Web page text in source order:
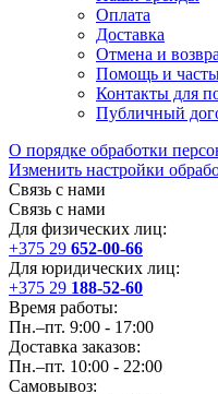
Оплата
Доставка
Отмена и
Помощь и
Контакты для
Публичный
О порядке обработки
Изменить настройки
Связь с нами
Связь с нами
Для физических лиц:
+375 29 652-00-66
Для юридических лиц:
+375 29 188-52-60
Время работы:
Пн.–пт. 9:00 - 17:00
Доставка заказов:
Пн.–пт. 10:00 - 22:00
Самовывоз: